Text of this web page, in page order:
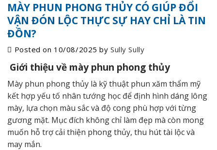
MÀY PHUN PHONG THỦY CÓ GIÚP ĐỔI
VẬN ĐÓN LỘC THỰC SỰ HAY CHỈ LÀ TIN
ĐỒN?
Posted on 10/08/2025 bySully Sully
Giới thiệu về mày phun phong thủy
Mày phun phong thủy là kỹ thuật phun xăm thẩm mỹ
kết hợp yếu tố nhân tướng học để định hình dáng lông
mày, lựa chọn màu sắc và độ cong phù hợp với từng
gương mặt. Mục đích không chỉ làm đẹp mà còn mong
muốn hỗ trợ cải thiện phong thủy, thu hút tài lộc và
may mắn.